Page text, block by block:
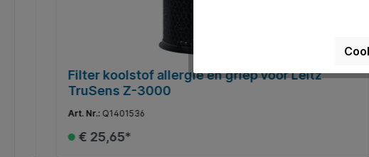
Filter koolstof allergie en griep voor Leitz
TruSens Z-3000
Art. Nr.: Q1401536
€ 25,65*